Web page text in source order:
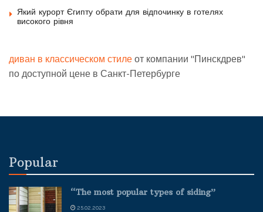
Який курорт Єгипту обрати для відпочинку в готелях
високого рівня
диван в классическом стиле от компании "Пинскдрев"
по доступной цене в Санкт-Петербурге
Popular
“The most popular types of siding”
25.02.2023